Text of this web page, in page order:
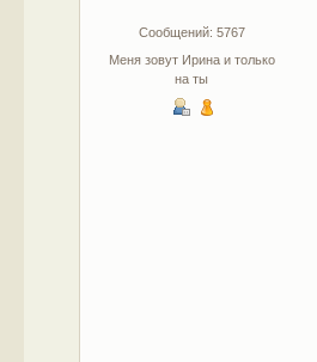
Сообщений: 5767
Меня зовут Ирина и только
на ты